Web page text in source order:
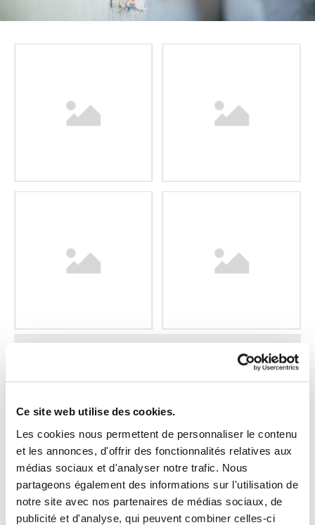
Ce site web utilise des cookies.
Les cookies nous permettent de personnaliser le contenu
et les annonces, d'offrir des fonctionnalités relatives aux
médias sociaux et d'analyser notre trafic. Nous
partageons également des informations sur l'utilisation de
notre site avec nos partenaires de médias sociaux, de
publicité et d'analyse, qui peuvent combiner celles-ci
ENTREPRISE : LVR PEINTURE
Type de travaux: Penture intérieure et exérieure,
étanchétié liquide (hors décennale) et enduits
Gérant: Raphael LALLEMAND
Secteur: Toute l’Ile
Tel:0692 78 88 65
Mail: raphaellallemandvitry@yahoo.fr